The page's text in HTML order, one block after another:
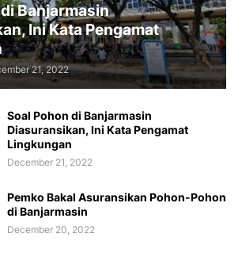
Banjarmasin
Ini Kata Pengamat
21, 2022
Soal Pohon di Banjarmasin
Diasuransikan, Ini Kata Pengamat
Lingkungan
December 21, 2022
Pemko Bakal Asuransikan Pohon-Pohon
di Banjarmasin
December 20, 2022